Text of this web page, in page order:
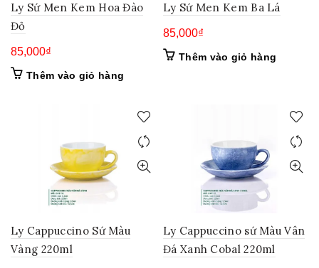
Ly Sứ Men Kem Hoa Đào
Đỏ
85,000₫
Thêm vào giỏ hàng
Ly Sứ Men Kem Ba Lá
85,000₫
Thêm vào giỏ hàng
Ly Cappuccino Sứ Màu
Vàng 220ml
Ly Cappuccino sứ Màu Vân
Đá Xanh Cobal 220ml